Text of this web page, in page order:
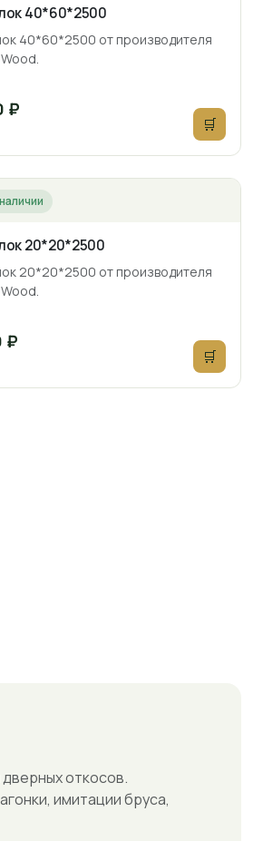
40*60*2500
40*60*2500 от производителя
₽
🛒
20*20*2500
20*20*2500 от производителя
₽
🛒
откосов.
имитации бруса,